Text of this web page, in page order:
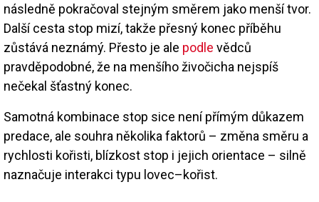
následně pokračoval stejným směrem jako menší tvor.
Další cesta stop mizí, takže přesný konec příběhu
zůstává neznámý. Přesto je ale podle vědců
pravděpodobné, že na menšího živočicha nejspíš
nečekal šťastný konec.
Samotná kombinace stop sice není přímým důkazem
predace, ale souhra několika faktorů – změna směru a
rychlosti kořisti, blízkost stop i jejich orientace – silně
naznačuje interakci typu lovec–kořist.